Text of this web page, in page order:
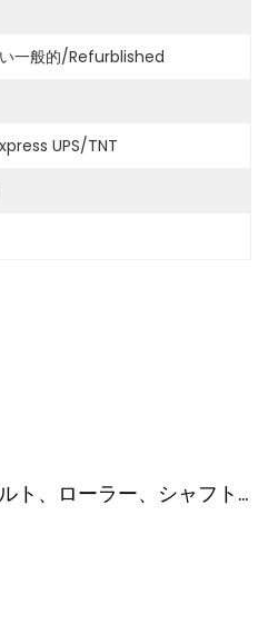
一般的/refurblished
UPS/TNT
ト、ローラー、シャフト…